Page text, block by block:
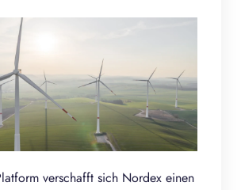
verschafft sich Nordex einen